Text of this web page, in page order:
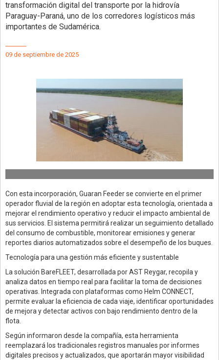
transformación digital del transporte por la hidrovía
Paraguay-Paraná, uno de los corredores logísticos más
importantes de Sudamérica.
09 de septiembre de 2025
Con esta incorporación, Guaran Feeder se convierte en el primer
operador fluvial de la región en adoptar esta tecnología, orientada a
mejorar el rendimiento operativo y reducir el impacto ambiental de
sus servicios. El sistema permitirá realizar un seguimiento detallado
del consumo de combustible, monitorear emisiones y generar
reportes diarios automatizados sobre el desempeño de los buques.
Tecnología para una gestión más eficiente y sustentable
La solución BareFLEET, desarrollada por AST Reygar, recopila y
analiza datos en tiempo real para facilitar la toma de decisiones
operativas. Integrada con plataformas como Helm CONNECT,
permite evaluar la eficiencia de cada viaje, identificar oportunidades
de mejora y detectar activos con bajo rendimiento dentro de la
flota.
Según informaron desde la compañía, esta herramienta
reemplazará los tradicionales registros manuales por informes
digitales precisos y actualizados, que aportarán mayor visibilidad